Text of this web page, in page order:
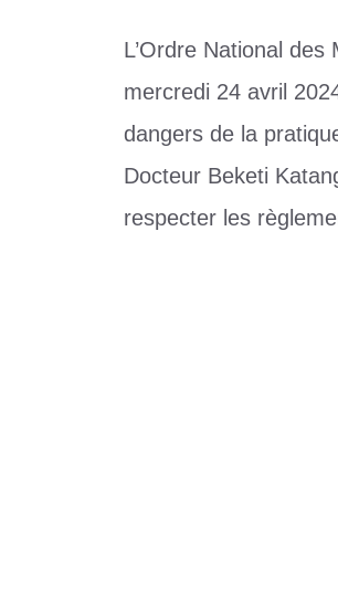
L’Ordre National
mercredi 24 avril
dangers de la
Docteur Beketi
respecter les